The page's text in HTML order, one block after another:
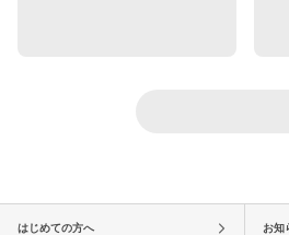
はじめての方へ お知